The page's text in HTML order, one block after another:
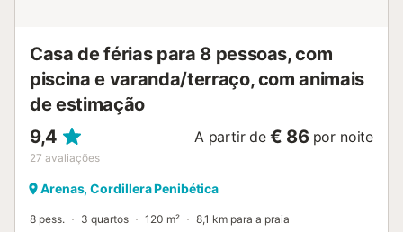
Casa de férias para 8 pessoas, com
piscina e varanda/terraço, com animais
de estimação
9,4
27 avaliações
A partir de € 86 por noite
Arenas, Cordillera Penibética
8 pess. 3 quartos 120 m² 8,1 km para a praia